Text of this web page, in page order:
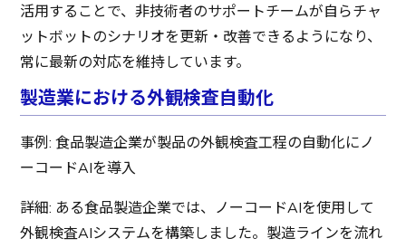
活用することで、非技術者のサポートチームが自らチャ
ットボットのシナリオを更新・改善できるようになり、
常に最新の対応を維持しています。
製造業における外観検査自動化
事例: 食品製造企業が製品の外観検査工程の自動化にノ
ーコードAIを導入
詳細: ある食品製造企業では、ノーコードAIを使用して
外観検査AIシステムを構築しました。製造ラインを流れ